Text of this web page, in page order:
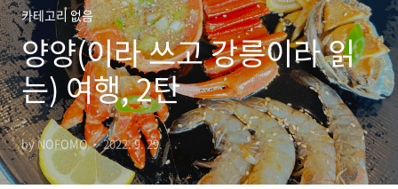
카테고리 없음
양양(이라 쓰고 강릉이라 읽
는) 여행, 2탄
by NOFOMO 2022. 9. 29.